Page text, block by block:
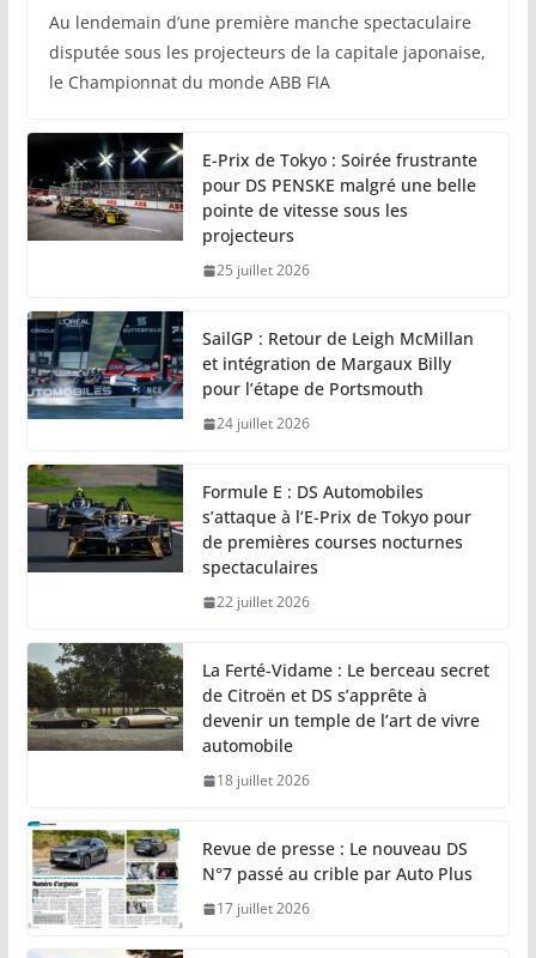
Au lendemain d’une première manche spectaculaire
disputée sous les projecteurs de la capitale japonaise,
le Championnat du monde ABB FIA
E-Prix de Tokyo : Soirée frustrante
pour DS PENSKE malgré une belle
pointe de vitesse sous les
projecteurs
25 juillet 2026
SailGP : Retour de Leigh McMillan
et intégration de Margaux Billy
pour l’étape de Portsmouth
24 juillet 2026
Formule E : DS Automobiles
s’attaque à l’E-Prix de Tokyo pour
de premières courses nocturnes
spectaculaires
22 juillet 2026
La Ferté-Vidame : Le berceau secret
de Citroën et DS s’apprête à
devenir un temple de l’art de vivre
automobile
18 juillet 2026
Revue de presse : Le nouveau DS
N°7 passé au crible par Auto Plus
17 juillet 2026